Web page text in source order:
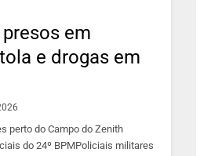
em
e drogas em
perto do Campo do Zenith
do 24º BPMPoliciais militares